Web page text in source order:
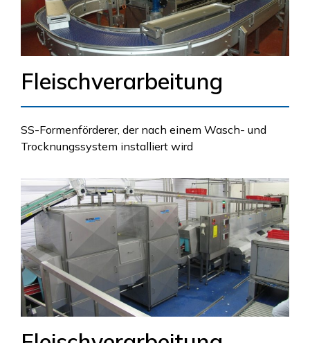
Fleischverarbeitung
SS-Formenförderer, der nach einem Wasch- und
Trocknungssystem installiert wird